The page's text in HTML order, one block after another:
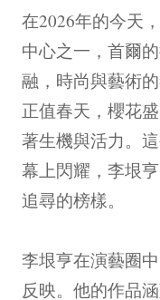
在2026年的今天
中心之一，首爾
融，時尚與藝術
正值春天，櫻花
著生機與活力。
幕上閃耀，李垠
追尋的榜樣。
李垠亨在演藝圈
反映。他的作品